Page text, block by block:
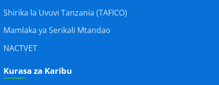
Shirika la Uvuvi Tanzania (TAFICO)
Mamlaka ya Serikali Mtandao
NACTVET
Kurasa za Karibu